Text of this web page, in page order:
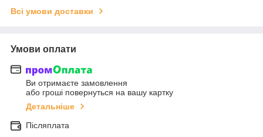
Всі умови доставки
Умови оплати
Ви отримаєте замовлення
або гроші повернуться на вашу картку
Детальніше
Післяплата